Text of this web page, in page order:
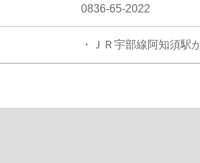
0836-65-2022
・ＪＲ宇部線阿知須駅